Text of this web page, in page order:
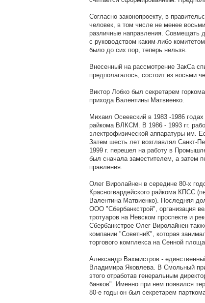
Согласно законопроекту, в
человек, в том числе не менее
различные направления. Совмещать
с руководством каким-либо
было до сих пор, теперь нельзя.
Внесенный на рассмотрение ЗакСа
предполагалось, состоит из восьми
Виктор Лобко был секретарем
прихода Валентины Матвиенко.
Михаил Осеевский в 1983 -1986
райкома ВЛКСМ. В 1986 - 1993 гг.
электрофизической аппаратуры им.
Затем шесть лет возглавлял Санкт-
1999 г. перешел на работу в
был сначала заместителем, а затем
правления.
Олег Виролайнен в середине 80-х
Красногвардейского райкома КПСС
Валентина Матвиенко). Последняя
ООО "Сбербанкстрой", организация
тротуаров на Невском проспекте и
Сбербанкстрое Олег Виролайнен
компании "СоветниК", которая
торгового комплекса на Сенной
Александр Вахмистров -
Владимира Яковлева. В Смольный
этого отработав генеральным
банков". Именно при нем появился
80-е годы он был секретарем